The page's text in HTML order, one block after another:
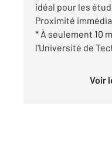
idéal pour les
Proximité
* À seulement 10
l'Université de